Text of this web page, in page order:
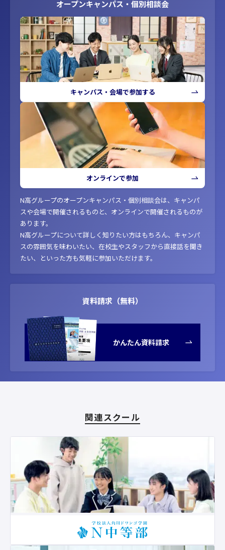
オープンキャンパス・個別相談会
キャンパス・会場で参加する
オンラインで参加
N高グループのオープンキャンパス・個別相談会は、キャンパ
スや会場で開催されるものと、オンラインで開催されるものが
あります。
N高グループについて詳しく知りたい方はもちろん、キャンパ
スの雰囲気を味わいたい、在校生やスタッフから直接話を聞き
たい、といった方も気軽に参加いただけます。
資料請求（無料）
かんたん資料請求
関連スクール